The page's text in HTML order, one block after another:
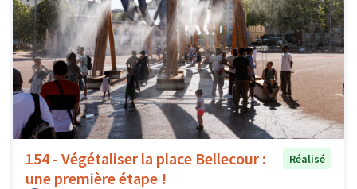
154 - Végétaliser la place Bellecour :
une première étape !
Réalisé